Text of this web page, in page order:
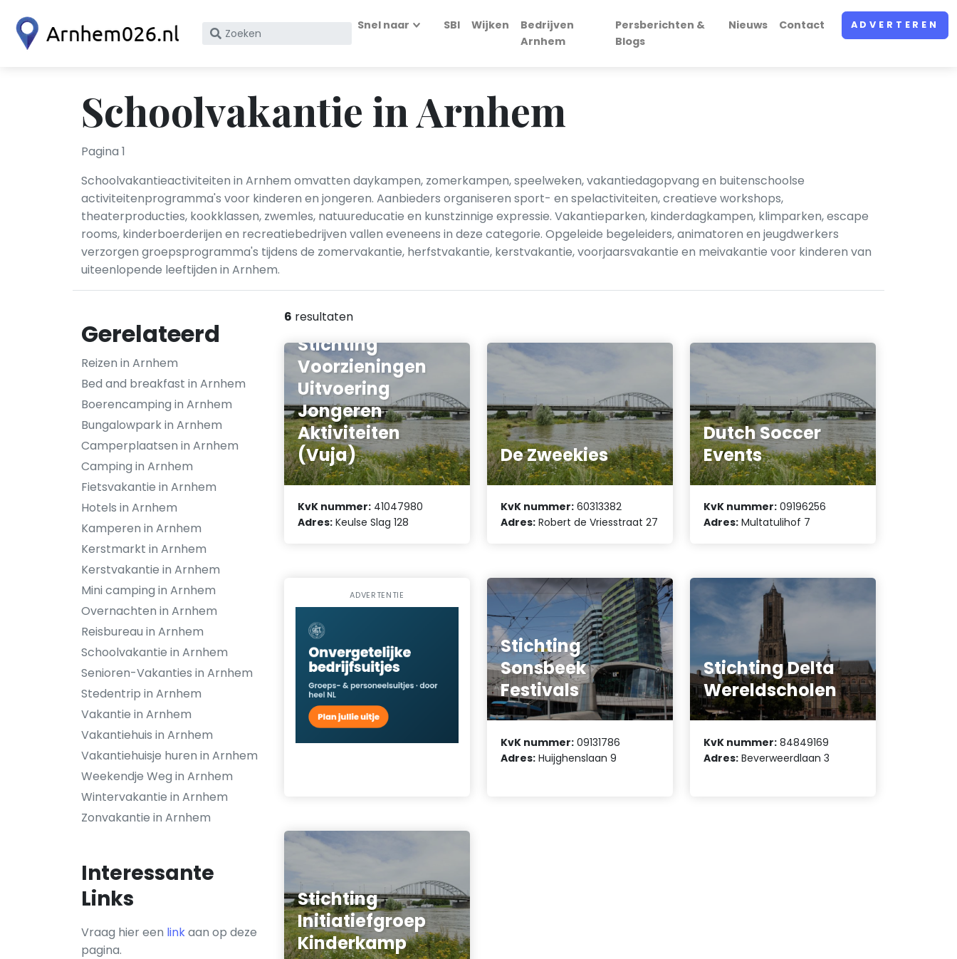
Zoek
KvK
nummer
Snel naar SBI Wijken
Bedrijven
Arnhem
Persberichten &
Blogs
Nieuws Contact ADVERTEREN
Schoolvakantie in Arnhem
Pagina 1
Schoolvakantieactiviteiten in Arnhem omvatten daykampen, zomerkampen, speelweken, vakantiedagopvang en buitenschoolse
activiteitenprogramma's voor kinderen en jongeren. Aanbieders organiseren sport- en spelactiviteiten, creatieve workshops,
theaterproducties, kookklassen, zwemles, natuureducatie en kunstzinnige expressie. Vakantieparken, kinderdagkampen, klimparken, escape
rooms, kinderboerderijen en recreatiebedrijven vallen eveneens in deze categorie. Opgeleide begeleiders, animatoren en jeugdwerkers
verzorgen groepsprogramma's tijdens de zomervakantie, herfstvakantie, kerstvakantie, voorjaarsvakantie en meivakantie voor kinderen van
uiteenlopende leeftijden in Arnhem.
Gerelateerd
Reizen in Arnhem
Bed and breakfast in Arnhem
Boerencamping in Arnhem
Bungalowpark in Arnhem
Camperplaatsen in Arnhem
Camping in Arnhem
Fietsvakantie in Arnhem
Hotels in Arnhem
Kamperen in Arnhem
Kerstmarkt in Arnhem
Kerstvakantie in Arnhem
Mini camping in Arnhem
Overnachten in Arnhem
Reisbureau in Arnhem
Schoolvakantie in Arnhem
Senioren-Vakanties in Arnhem
Stedentrip in Arnhem
Vakantie in Arnhem
Vakantiehuis in Arnhem
Vakantiehuisje huren in Arnhem
Weekendje Weg in Arnhem
Wintervakantie in Arnhem
Zonvakantie in Arnhem
Interessante
Links
Vraag hier een linkaan op deze
pagina.
6 resultaten
Stichting
Voorzieningen
Uitvoering
Jongeren
Aktiviteiten
(Vuja)
KvK nummer: 41047980
Adres: Keulse Slag 128
De Zweekies
KvK nummer: 60313382
Adres: Robert de Vriesstraat 27
Dutch Soccer
Events
KvK nummer: 09196256
Adres: Multatulihof 7
ADVERTENTIE
Stichting
Sonsbeek
Festivals
KvK nummer: 09131786
Adres: Huijghenslaan 9
Stichting Delta
Wereldscholen
KvK nummer: 84849169
Adres: Beverweerdlaan 3
Stichting
Initiatiefgroep
Kinderkamp